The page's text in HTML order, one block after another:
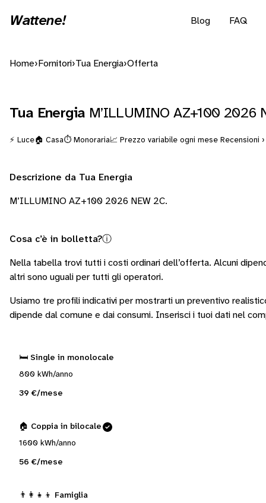
Wattene! Blog FAQ
Home› Fornitori›Tua Energia›Offerta
Tua Energia M’ILLUMINO AZ+100 2026
⚡ Luce🏠 Casa⏱️ Monoraria📈 Prezzo variabile ogni mese Recensioni ›
Descrizione da Tua Energia
M’ILLUMINO AZ+100 2026 NEW 2C.
Cosa c’è in bolletta?ⓘ
Nella tabella trovi tutti i costi ordinari dell’offerta. Alcuni
altri sono uguali per tutti gli operatori.
Usiamo tre profili indicativi per mostrarti un preventivo
dipende dal comune e dai consumi. Inserisci i tuoi dati nel
🛏️ Single in monolocale
800 kWh/anno
39 €/mese
🏠 Coppia in bilocale
1600 kWh/anno
56 €/mese
👨‍👩‍👧‍👦 Famiglia